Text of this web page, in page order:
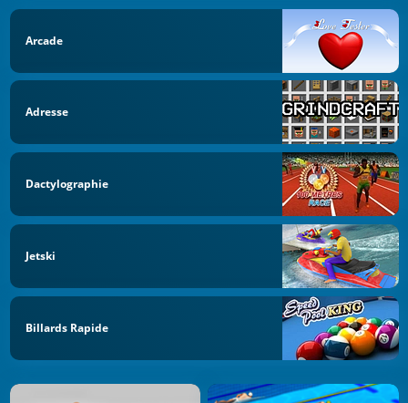
Arcade
Adresse
Dactylographie
Jetski
Billards Rapide